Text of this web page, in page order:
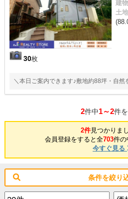
30枚
建
土
＼本日ご案内できます♪敷地約88坪・自然
2件中1～2件
2件見つかりま
会員登録をすると全703件の
今すぐ見る
条件を絞り